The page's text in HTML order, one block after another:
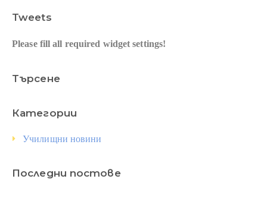
Tweets
Please fill all required widget settings!
Търсене
Категории
Училищни новини
Последни постове